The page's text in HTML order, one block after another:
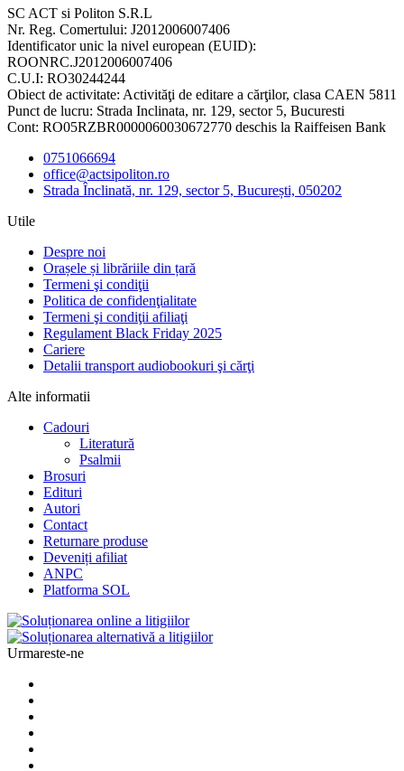
SC ACT si Politon S.R.L
Nr. Reg. Comertului: J2012006007406
Identificator unic la nivel european (EUID):
ROONRC.J2012006007406
C.U.I: RO30244244
Obiect de activitate: Activităţi de editare a cărţilor, clasa CAEN 5811
Punct de lucru: Strada Inclinata, nr. 129, sector 5, Bucuresti
Cont: RO05RZBR0000060030672770 deschis la Raiffeisen Bank
0751066694
office@actsipoliton.ro
Strada Înclinată, nr. 129, sector 5, București, 050202
Utile
Despre noi
Orașele și librăriile din țară
Termeni şi condiţii
Politica de confidenţialitate
Termeni şi condiţii afiliaţi
Regulament Black Friday 2025
Cariere
Detalii transport audiobookuri şi cărţi
Alte informatii
Cadouri
Literatură
Psalmii
Brosuri
Edituri
Autori
Contact
Returnare produse
Deveniți afiliat
ANPC
Platforma SOL
Urmareste-ne